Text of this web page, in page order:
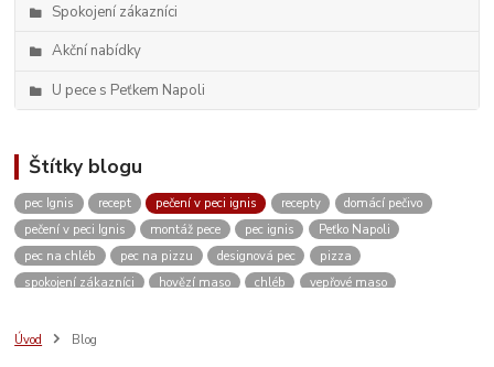
Spokojení zákazníci
Akční nabídky
U pece s Peťkem Napoli
Štítky blogu
pec Ignis recept pečení v peci ignis recepty
domácí pečivo
pečení v peci Ignis
montáž pece pec ignis
Peťko Napoli
pec na chléb
pec na pizzu designová pec
pizza
spokojení zákazníci
hovězí maso chléb
vepřové maso
vánoce
kvásek
Úvod Blog